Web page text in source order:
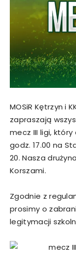
MOSiR Kętrzyn i
zapraszają
mecz III ligi, który
godz. 17.00 na
20. Nasza
Korszami.
Zgodnie z
prosimy o
legitymacji